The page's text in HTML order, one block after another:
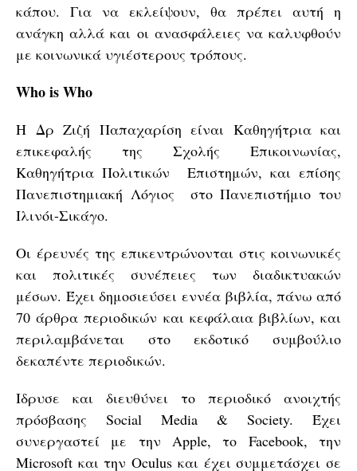
κάπου. Για να εκλείψουν, θα πρέπει αυτή η
ανάγκη αλλά και οι ανασφάλειες να καλυφθούν
με κοινωνικά υγιέστερους τρόπους.
Who is Who
H Δρ Ζιζή Παπαχαρίση είναι Καθηγήτρια και
επικεφαλής της Σχολής Επικοινωνίας,
Καθηγήτρια Πολιτικών Επιστημών, και επίσης
Πανεπιστημιακή Λόγιος στο Πανεπιστήμιο του
Ιλινόι-Σικάγο.
Οι έρευνές της επικεντρώνονται στις κοινωνικές
και πολιτικές συνέπειες των διαδικτυακών
μέσων. Έχει δημοσιεύσει εννέα βιβλία, πάνω από
70 άρθρα περιοδικών και κεφάλαια βιβλίων, και
περιλαμβάνεται στο εκδοτικό συμβούλιο
δεκαπέντε περιοδικών.
Ιδρυσε και διευθύνει το περιοδικό ανοιχτής
πρόσβασης Social Media & Society. Έχει
συνεργαστεί με την Apple, το Facebook, την
Microsoft και την Oculus και έχει συμμετάσχει σε